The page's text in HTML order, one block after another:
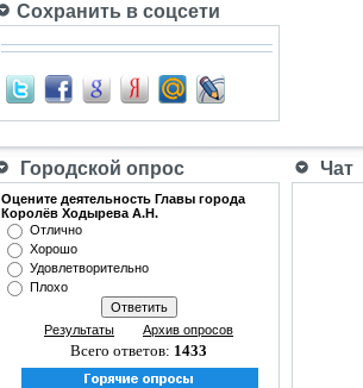
Сохранить в соцсети
Городской опрос Чат
Оцените деятельность Главы города
Королёв Ходырева А.Н.
Отлично
Хорошо
Удовлетворительно
Плохо
Результаты Архив опросов
Всего ответов: 1433